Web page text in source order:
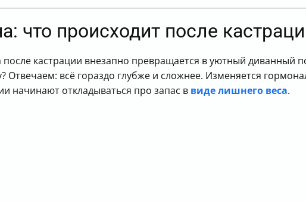
что происходит после
кастрации внезапно превращается в уютный диванный
всё гораздо глубже и сложнее. Изменяется
начинают откладываться про запас в виде лишнего веса.